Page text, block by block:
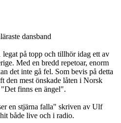
dansband
legat på topp och tillhör idag ett av
Med en bredd repetoar, enorm
det inte gå fel. Som bevis på detta
den mest önskade låten i Norsk
finns en ängel".
en stjärna falla" skriven av Ulf
både live och i radio.